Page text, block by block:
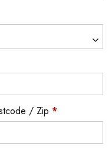
/ Zip *